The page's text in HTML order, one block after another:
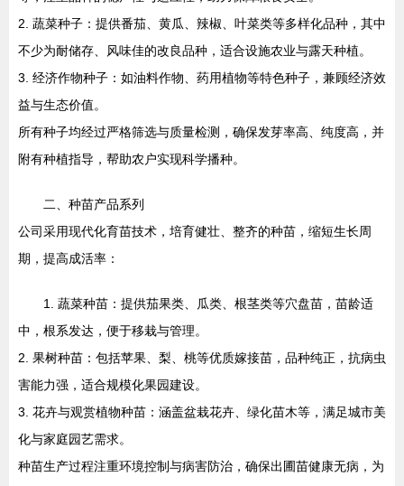
2. 蔬菜种子：提供番茄、黄瓜、辣椒、叶菜类等多样化品种，其中
不少为耐储存、风味佳的改良品种，适合设施农业与露天种植。
3. 经济作物种子：如油料作物、药用植物等特色种子，兼顾经济效
益与生态价值。
所有种子均经过严格筛选与质量检测，确保发芽率高、纯度高，并
附有种植指导，帮助农户实现科学播种。
二、种苗产品系列
公司采用现代化育苗技术，培育健壮、整齐的种苗，缩短生长周
期，提高成活率：
1. 蔬菜种苗：提供茄果类、瓜类、根茎类等穴盘苗，苗龄适
中，根系发达，便于移栽与管理。
2. 果树种苗：包括苹果、梨、桃等优质嫁接苗，品种纯正，抗病虫
害能力强，适合规模化果园建设。
3. 花卉与观赏植物种苗：涵盖盆栽花卉、绿化苗木等，满足城市美
化与家庭园艺需求。
种苗生产过程注重环境控制与病害防治，确保出圃苗健康无病，为